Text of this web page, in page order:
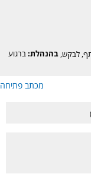
בהנהלת:ברגוע
לבקש,
מכתב פתיחה